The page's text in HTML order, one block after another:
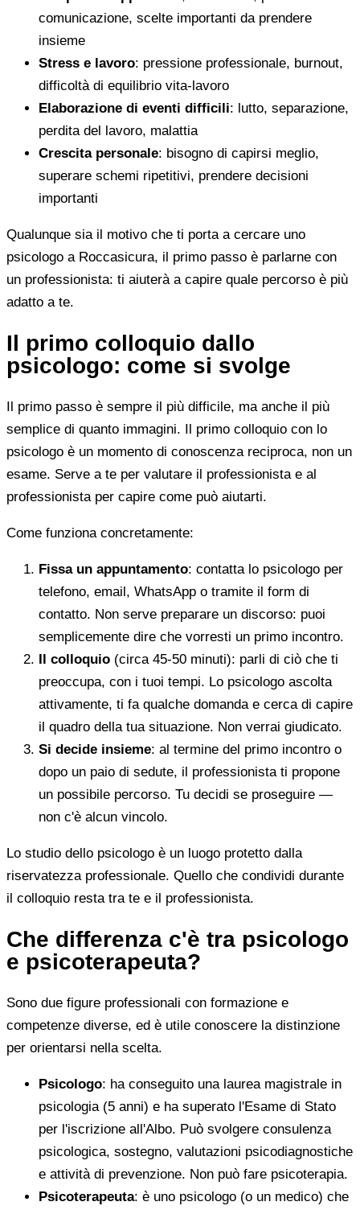
comunicazione, scelte importanti da prendere
insieme
Stress e lavoro: pressione professionale, burnout,
difficoltà di equilibrio vita-lavoro
Elaborazione di eventi difficili: lutto, separazione,
perdita del lavoro, malattia
Crescita personale: bisogno di capirsi meglio,
superare schemi ripetitivi, prendere decisioni
importanti
Qualunque sia il motivo che ti porta a cercare uno
psicologo a Roccasicura, il primo passo è parlarne con
un professionista: ti aiuterà a capire quale percorso è più
adatto a te.
Il primo colloquio dallo
psicologo: come si svolge
Il primo passo è sempre il più difficile, ma anche il più
semplice di quanto immagini. Il primo colloquio con lo
psicologo è un momento di conoscenza reciproca, non un
esame. Serve a te per valutare il professionista e al
professionista per capire come può aiutarti.
Come funziona concretamente:
Fissa un appuntamento: contatta lo psicologo per
telefono, email, WhatsApp o tramite il form di
contatto. Non serve preparare un discorso: puoi
semplicemente dire che vorresti un primo incontro.
Il colloquio (circa 45-50 minuti): parli di ciò che ti
preoccupa, con i tuoi tempi. Lo psicologo ascolta
attivamente, ti fa qualche domanda e cerca di capire
il quadro della tua situazione. Non verrai giudicato.
Si decide insieme: al termine del primo incontro o
dopo un paio di sedute, il professionista ti propone
un possibile percorso. Tu decidi se proseguire —
non c'è alcun vincolo.
Lo studio dello psicologo è un luogo protetto dalla
riservatezza professionale. Quello che condividi durante
il colloquio resta tra te e il professionista.
Che differenza c'è tra psicologo
e psicoterapeuta?
Sono due figure professionali con formazione e
competenze diverse, ed è utile conoscere la distinzione
per orientarsi nella scelta.
Psicologo: ha conseguito una laurea magistrale in
psicologia (5 anni) e ha superato l'Esame di Stato
per l'iscrizione all'Albo. Può svolgere consulenza
psicologica, sostegno, valutazioni psicodiagnostiche
e attività di prevenzione. Non può fare psicoterapia.
Psicoterapeuta: è uno psicologo (o un medico) che